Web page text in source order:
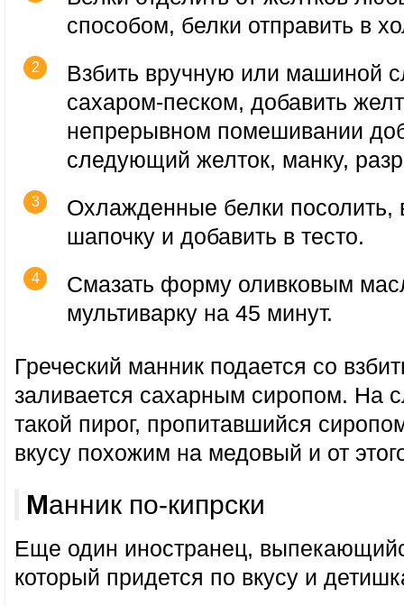
способом, белки отправить в
Взбить вручную или машиной
сахаром-песком, добавить
непрерывном помешивании
следующий желток, манку,
Охлажденные белки посолить,
шапочку и добавить в тесто.
Смазать форму оливковым
мультиварку на 45 минут.
Греческий манник подается со
заливается сахарным сиропом. На
такой пирог, пропитавшийся
вкусу похожим на медовый и от
Манник по-кипрски
Еще один иностранец,
который придется по вкусу и